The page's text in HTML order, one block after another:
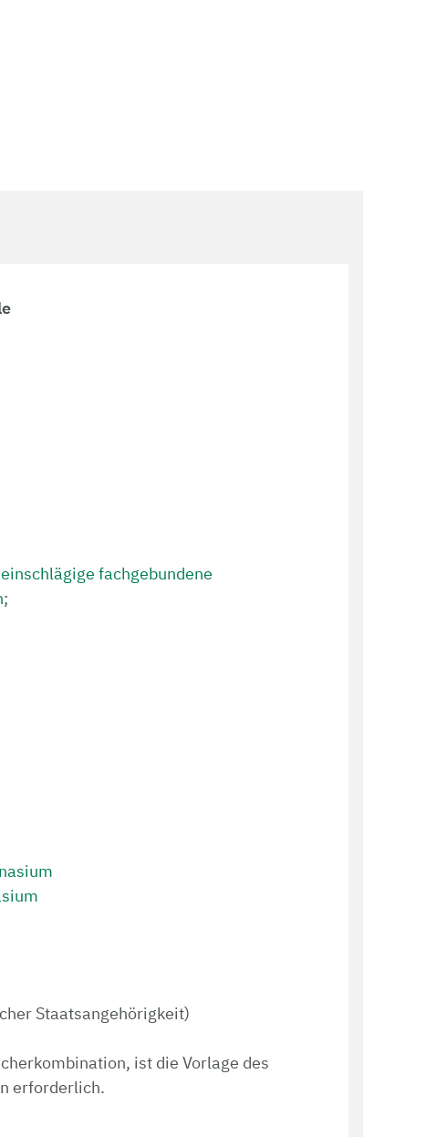
einschlägige fachgebundene
;
Staatsangehörigkeit)
ist die Vorlage des
erforderlich.